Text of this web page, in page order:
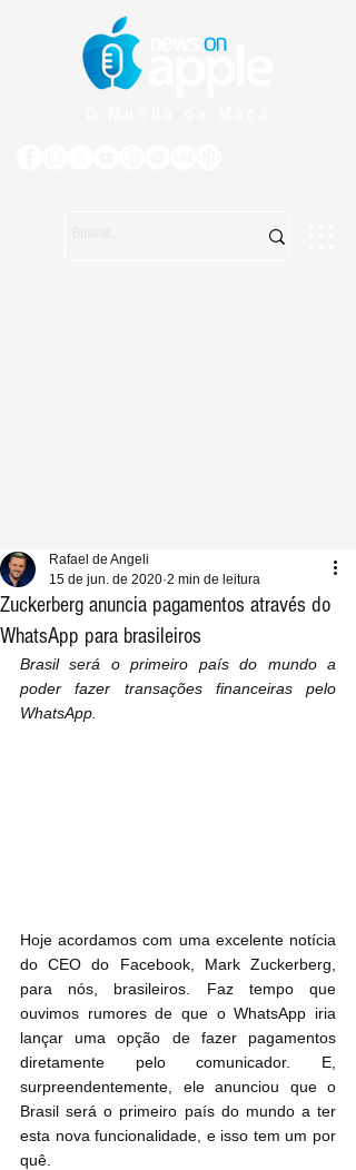
Zuckerberg anuncia pagamentos através do
WhatsApp para brasileiros
Rafael de Angeli
15 de jun. de 2020 2 min de leitura
Brasil será o primeiro país do mundo a
poder fazer transações financeiras pelo
WhatsApp.
Hoje acordamos com uma excelente notícia
do CEO do Facebook, Mark Zuckerberg,
para nós, brasileiros. Faz tempo que
ouvimos rumores de que o WhatsApp iria
lançar uma opção de fazer pagamentos
diretamente pelo comunicador. E,
surpreendentemente, ele anunciou que o
Brasil será o primeiro país do mundo a ter
esta nova funcionalidade, e isso tem um por
quê.